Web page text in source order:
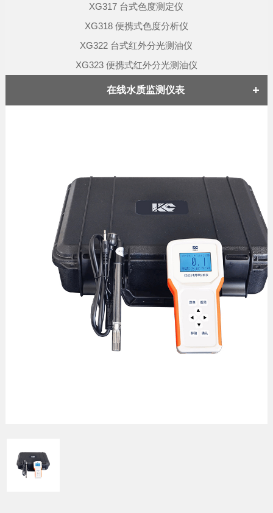
XG317 台式色度测定仪
XG318 便携式色度分析仪
XG322 台式红外分光测油仪
XG323 便携式红外分光测油仪
在线水质监测仪表